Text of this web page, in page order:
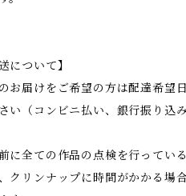
について】
お届けをご希望の方は配達希望
い（コンビニ払い、銀行振り込
に全ての作品の点検を行ってい
クリンナップに時間がかかる場